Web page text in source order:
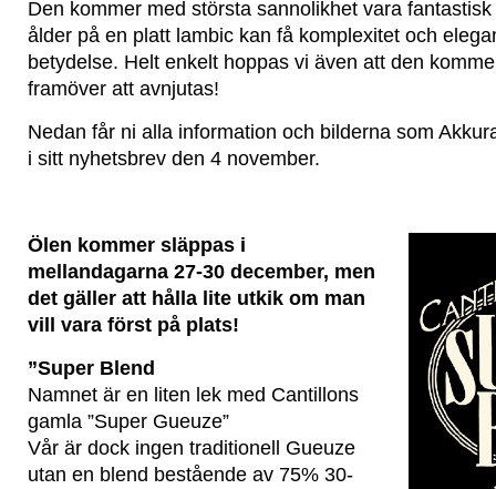
Den kommer med största sannolikhet vara
ålder på en platt lambic kan få komplexitet och
betydelse. Helt enkelt hoppas vi även att den
framöver att avnjutas!
Nedan får ni alla information och bilderna som
i sitt nyhetsbrev den 4 november.
Ölen kommer släppas i
mellandagarna 27-30 december, men
det gäller att hålla lite utkik om man
vill vara först på plats!
”Super Blend
Namnet är en liten lek med Cantillons
gamla ”Super Gueuze”
Vår är dock ingen traditionell Gueuze
utan en blend bestående av 75% 30-